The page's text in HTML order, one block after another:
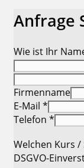
Anfrage
Wie ist Ihr
Firmenname
E-Mail *
Telefon *
Welchen Kurs
DSGVO-